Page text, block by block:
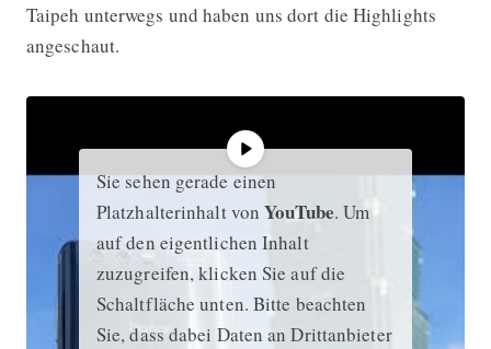
Taipeh unterwegs und haben uns dort die Highlights
angeschaut.
Sie sehen gerade einen
Platzhalterinhalt vonYouTube. Um
auf den eigentlichen Inhalt
zuzugreifen, klicken Sie auf die
Schaltfläche unten. Bitte beachten
Sie, dass dabei Daten an Drittanbieter